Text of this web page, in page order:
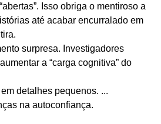
Isso obriga o mentiroso a
até acabar encurralado em
surpresa. Investigadores
a “carga cognitiva” do
detalhes pequenos. ...
na autoconfiança.